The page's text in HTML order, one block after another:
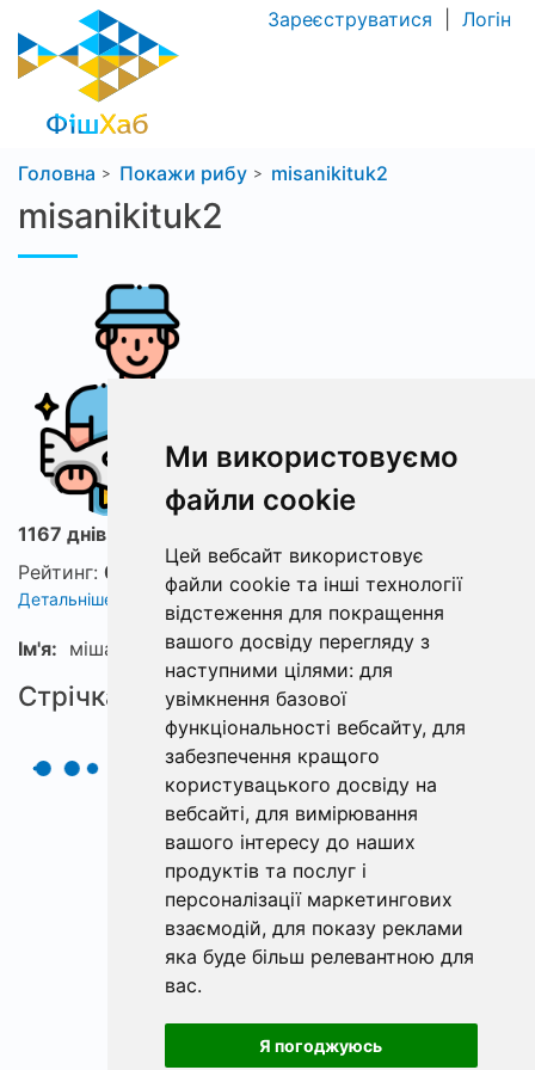
Ми використовуємо
файли cookie
Цей вебсайт використовує
файли cookie та інші технології
відстеження для покращення
вашого досвіду перегляду з
наступними цілями: для
увімкнення базової
функціональності вебсайту, для
забезпечення кращого
користувацького досвіду на
вебсайті, для вимірювання
вашого інтересу до наших
продуктів та послуг і
персоналізації маркетингових
взаємодій, для показу реклами
яка буде більш релевантною для
вас.
Я погоджуюсь
Зареєструватися Логін
Головна Покажи рибу misanikituk2
misanikituk2
1167 днів з ФішХаб
Рейтинг: 0
Детальніше про рейтинг
Ім'я: міша
Стрічка